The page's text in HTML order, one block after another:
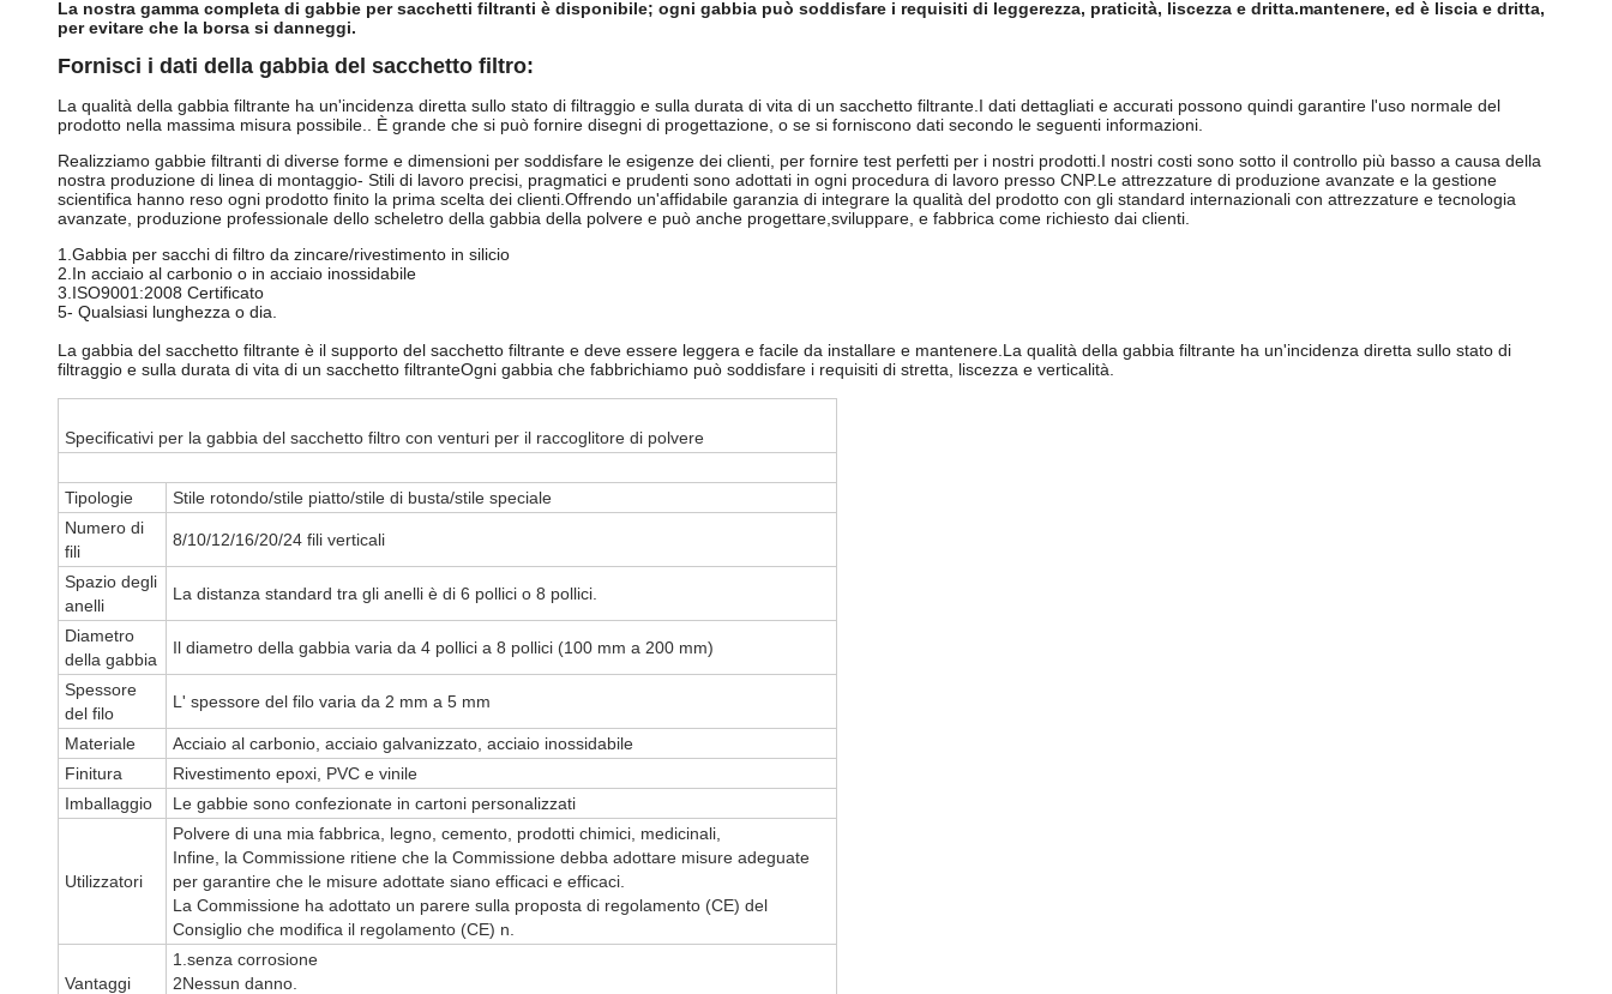
La nostra gamma completa di gabbie per sacchetti filtranti è disponibile; ogni gabbia può soddisfare i requisiti di leggerezza, praticità, liscezza e dritta.mantenere, ed è liscia e dritta,
per evitare che la borsa si danneggi.
Fornisci i dati della gabbia del sacchetto filtro:
La qualità della gabbia filtrante ha un'incidenza diretta sullo stato di filtraggio e sulla durata di vita di un sacchetto filtrante.I dati dettagliati e accurati possono quindi garantire l'uso normale del
prodotto nella massima misura possibile.. È grande che si può fornire disegni di progettazione, o se si forniscono dati secondo le seguenti informazioni.
Realizziamo gabbie filtranti di diverse forme e dimensioni per soddisfare le esigenze dei clienti, per fornire test perfetti per i nostri prodotti.I nostri costi sono sotto il controllo più basso a causa della
nostra produzione di linea di montaggio- Stili di lavoro precisi, pragmatici e prudenti sono adottati in ogni procedura di lavoro presso CNP.Le attrezzature di produzione avanzate e la gestione
scientifica hanno reso ogni prodotto finito la prima scelta dei clienti.Offrendo un'affidabile garanzia di integrare la qualità del prodotto con gli standard internazionali con attrezzature e tecnologia
avanzate, produzione professionale dello scheletro della gabbia della polvere e può anche progettare,sviluppare, e fabbrica come richiesto dai clienti.
1.Gabbia per sacchi di filtro da zincare/rivestimento in silicio
2.In acciaio al carbonio o in acciaio inossidabile
3.ISO9001:2008 Certificato
5- Qualsiasi lunghezza o dia.
La gabbia del sacchetto filtrante è il supporto del sacchetto filtrante e deve essere leggera e facile da installare e mantenere.La qualità della gabbia filtrante ha un'incidenza diretta sullo stato di
filtraggio e sulla durata di vita di un sacchetto filtranteOgni gabbia che fabbrichiamo può soddisfare i requisiti di stretta, liscezza e verticalità.
Specificativi per la gabbia del sacchetto filtro con venturi per il raccoglitore di polvere
Tipologie
Stile rotondo/stile piatto/stile di busta/stile speciale
Numero di
fili
8/10/12/16/20/24 fili verticali
Spazio degli
anelli
La distanza standard tra gli anelli è di 6 pollici o 8 pollici.
Diametro
della gabbia
Il diametro della gabbia varia da 4 pollici a 8 pollici (100 mm a 200 mm)
Spessore
del filo
L' spessore del filo varia da 2 mm a 5 mm
Materiale
Acciaio al carbonio, acciaio galvanizzato, acciaio inossidabile
Finitura
Rivestimento epoxi, PVC e vinile
Imballaggio
Le gabbie sono confezionate in cartoni personalizzati
Utilizzatori
Polvere di una mia fabbrica, legno, cemento, prodotti chimici, medicinali,
Infine, la Commissione ritiene che la Commissione debba adottare misure adeguate
per garantire che le misure adottate siano efficaci e efficaci.
La Commissione ha adottato un parere sulla proposta di regolamento (CE) del
Consiglio che modifica il regolamento (CE) n.
Vantaggi
1.senza corrosione
2Nessun danno.